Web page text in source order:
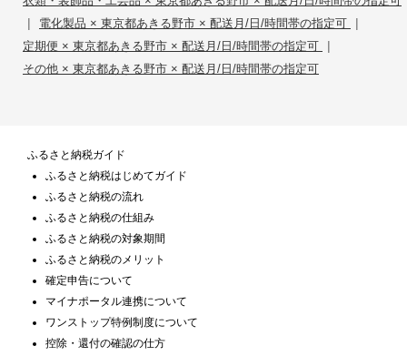
| 電化製品 × 東京都あきる野市 × 配送月/日/時間帯の指定可 |
定期便 × 東京都あきる野市 × 配送月/日/時間帯の指定可 |
その他 × 東京都あきる野市 × 配送月/日/時間帯の指定可
ふるさと納税ガイド
ふるさと納税はじめてガイド
ふるさと納税の流れ
ふるさと納税の仕組み
ふるさと納税の対象期間
ふるさと納税のメリット
確定申告について
マイナポータル連携について
ワンストップ特例制度について
控除・還付の確認の仕方